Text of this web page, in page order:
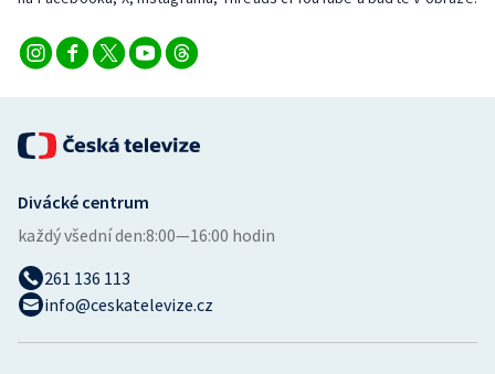
Divácké centrum
každý všední den:8:00—16:00 hodin
261 136 113
info@ceskatelevize.cz